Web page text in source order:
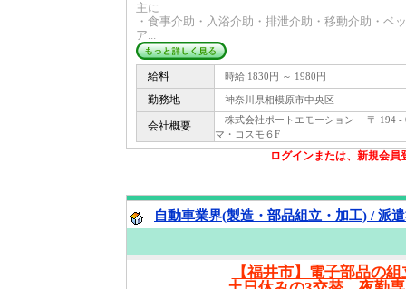
主に
・食事介助・入浴介助・排泄介助・移動介助・ベ
ア...
給料 時給 1830円 ～ 1980円
勤務地 神奈川県相模原市中央区
会社概要
株式会社ポートエモーション 〒 194
マ・コスモ６F
ログインまたは、新規会
自動車業界(製造・部品組立・加工) / 派
【福井市】電子部品の